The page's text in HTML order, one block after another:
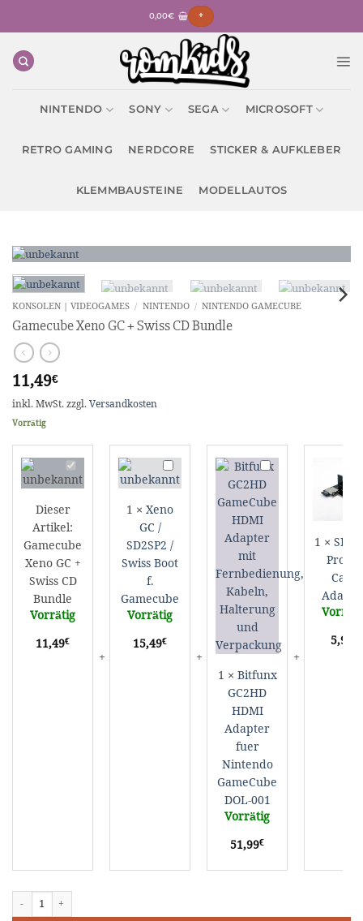
0,00€ +
NINTENDO SONY SEGA MICROSOFT
RETRO GAMING NERDCORE STICKER & AUFKLEBER
KLEMMBAUSTEINE MODELLAUTOS
KONSOLEN | VIDEOGAMES / NINTENDO / NINTENDO GAMECUBE
Gamecube Xeno GC + Swiss CD Bundle
11,49€
inkl. MwSt. zzgl. Versandkosten
Vorrätig
Gamecube
Xeno
+
Swiss
CD
Bundle
Dieser
Artikel:
Gamecube
Xeno GC +
Swiss CD
Bundle
Vorrätig
11,49€
Xeno
GC
SD2SP2
/
Swiss
Boot
Gamecube
1 × Xeno
GC /
SD2SP2 /
Swiss Boot
f.
Gamecube
Vorrätig
15,49€
Bitfunx
GC2HD
HDMI
Adapter
DOL-
001
1 × Bitfunx
GC2HD
HDMI
Adapter
fuer
Nintendo
GameCube
DOL-001
Vorrätig
51,99€
1 ×
Pro SD
Card
5,99